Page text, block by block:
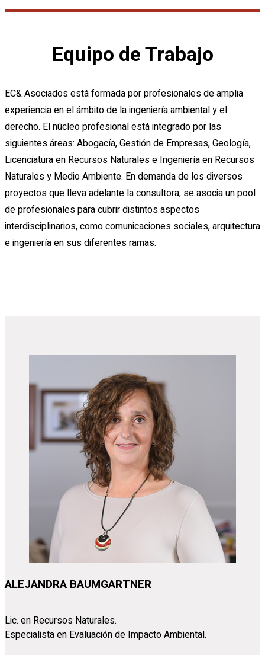
Equipo de Trabajo
EC& Asociados está formada por profesionales de amplia
experiencia en el ámbito de la ingeniería ambiental y el
derecho. El núcleo profesional está integrado por las
siguientes áreas: Abogacía, Gestión de Empresas, Geología,
Licenciatura en Recursos Naturales e Ingeniería en Recursos
Naturales y Medio Ambiente. En demanda de los diversos
proyectos que lleva adelante la consultora, se asocia un pool
de profesionales para cubrir distintos aspectos
interdisciplinarios, como comunicaciones sociales, arquitectura
e ingeniería en sus diferentes ramas.
ALEJANDRA BAUMGARTNER
Lic. en Recursos Naturales.
Especialista en Evaluación de Impacto Ambiental.